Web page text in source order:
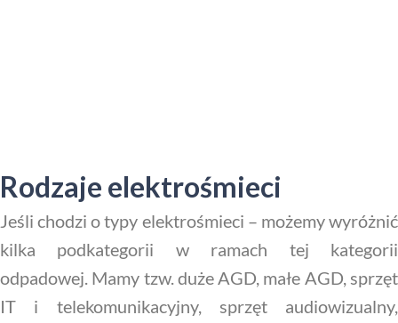
Rodzaje elektrośmieci
Jeśli chodzi o typy elektrośmieci – możemy wyróżnić
kilka podkategorii w ramach tej kategorii
odpadowej. Mamy tzw. duże AGD, małe AGD, sprzęt
IT i telekomunikacyjny, sprzęt audiowizualny,